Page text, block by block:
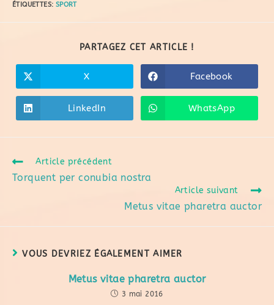
ÉTIQUETTES: SPORT
PARTAGEZ CET ARTICLE !
X Facebook
LinkedIn WhatsApp
Article précédent
Torquent per conubia nostra
Article suivant
Metus vitae pharetra auctor
VOUS DEVRIEZ ÉGALEMENT AIMER
Metus vitae pharetra auctor
3 mai 2016